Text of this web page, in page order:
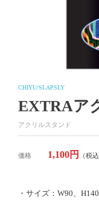
CHIYU/SLAPSLY
EXTRAア
アクリルスタンド
価格 1,100円 （税込
・サイズ：W90、